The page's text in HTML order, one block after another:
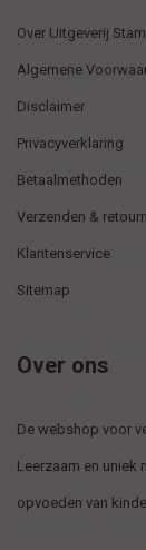
Over Uitgeverij Stam
Algemene
Disclaimer
Privacyverklaring
Betaalmethoden
Verzenden &
Klantenservice
Sitemap
Over ons
De webshop voor
Leerzaam en uniek
opvoeden van